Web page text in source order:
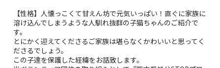
【性格】人懐っこくて甘えん坊で元気いっぱい！直ぐに家族に
溶け込んでしまうような人馴れ抜群の子猫ちゃんのご紹介で
す。
とにかく迎えてくださるご家族は堪らなくかわいいと思ってく
ださるでしょう。
この子達を保護した経緯をお話致します。